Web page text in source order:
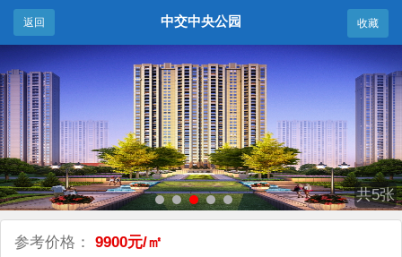
返回 收藏
中交中央公园
共5张
参考价格： 9900元/㎡